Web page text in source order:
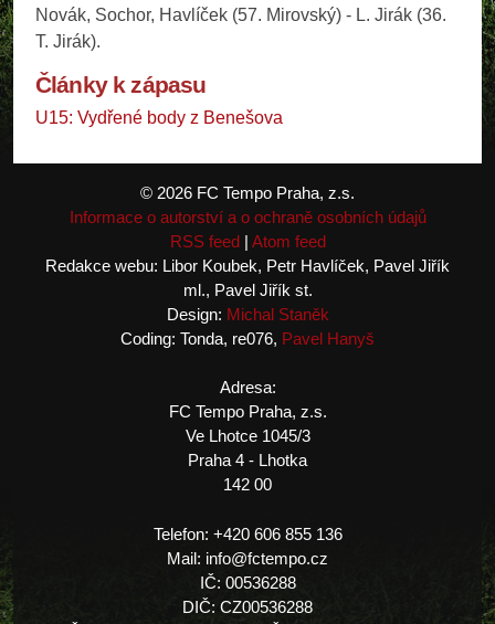
Novák, Sochor, Havlíček (57. Mirovský) - L. Jirák (36.
T. Jirák).
Články k zápasu
U15: Vydřené body z Benešova
© 2026 FC Tempo Praha, z.s.
Informace o autorství a o ochraně osobních údajů
RSS feed| Atom feed
Redakce webu: Libor Koubek, Petr Havlíček, Pavel Jiřík
ml., Pavel Jiřík st.
Design: Michal Staněk
Coding: Tonda, re076, Pavel Hanyš
Adresa:
FC Tempo Praha, z.s.
Ve Lhotce 1045/3
Praha 4 - Lhotka
142 00
Telefon: +420 606 855 136
Mail: info@fctempo.cz
IČ: 00536288
DIČ: CZ00536288